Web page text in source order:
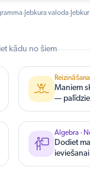
·Jebkura valoda·Jebkur
kādu no šiem
Reizināšana
Maniem
—
Algebra ·
Dodiet